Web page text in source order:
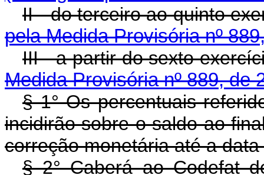
II - do terceiro ao quinto
pela Medida Provisória nº
III - a partir do sexto
Medida Provisória nº 889, de
§ 1° Os percentuais
incidirão sobre o saldo ao
correção monetária até a
§ 2° Caberá ao Codefat